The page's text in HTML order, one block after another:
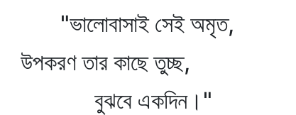
সেই অমৃত,
তার কাছে তুচ্ছ,
একদিন।"